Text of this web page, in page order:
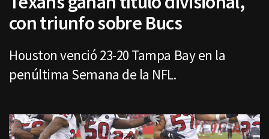
con triunfo sobre Bucs
Houston venció 23-20 Tampa Bay en la
penúltima Semana de la NFL.